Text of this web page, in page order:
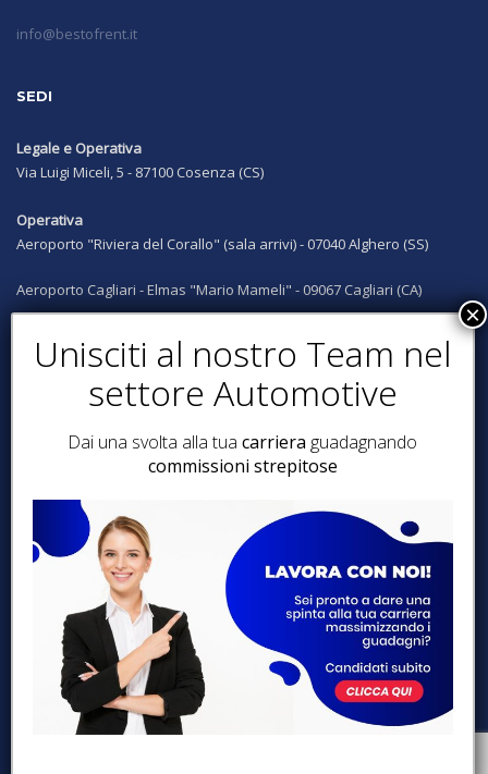
info@bestofrent.it
SEDI
Legale e Operativa
Via Luigi Miceli, 5 - 87100 Cosenza (CS)
Operativa
Aeroporto "Riviera del Corallo" (sala arrivi) - 07040 Alghero (SS)
Aeroporto Cagliari - Elmas "Mario Mameli" - 09067 Cagliari (CA)
Siamo presenti anche a:
Catanzaro, Reggio Calabria, Crotone, Amantea, Diamante, Santa
SEGUICI SUI SOCIAL
© 2019-2026 Best of Rent. Powered byInternet & Idee.
Dai una svolta alla tuacarriera guadagnando
commissioni strepitose